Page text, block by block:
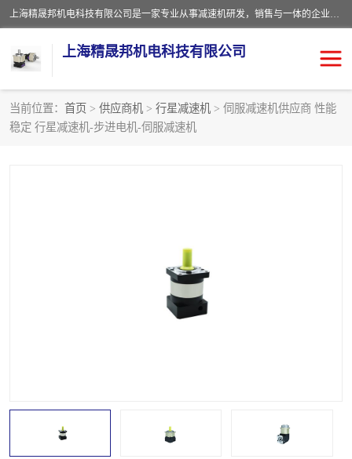
上海精晟邦机电科技有限公司是一家专业从事减速机研发，销售与一体的企业。公司拥有资深技术人员和技术团队服务人才，致力于为广大客户提供专业，细致的产品服务。主营产品有：中型减速电机，微型调速电机，精密行星减速机，蜗轮蜗杆减速机，RFKS四大系列减速机，SKM双曲面齿轮减速机，齿轮减速电机，行星减速机，防爆电机，变频器等系列；产品广泛用于汽车，船舶，能源，环保，包装，物流等领域，欢迎咨询。
上海精晟邦机电科技有限公司
当前位置： 首页 > 供应商机 > 行星减速机 > 伺服减速机供应商 性能
稳定 行星减速机-步进电机-伺服减速机